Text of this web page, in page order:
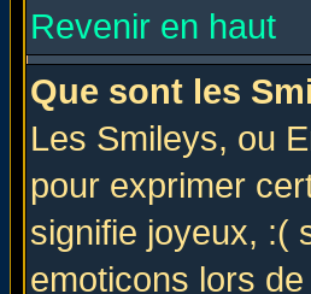
Revenir en haut
Que sont les
Les Smileys, ou
pour exprimer
signifie joyeux, :(
emoticons lors